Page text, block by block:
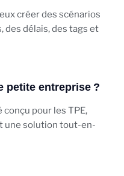
créer des scénarios
des délais, des tags et
petite entreprise ?
pour les TPE,
une solution tout-en-